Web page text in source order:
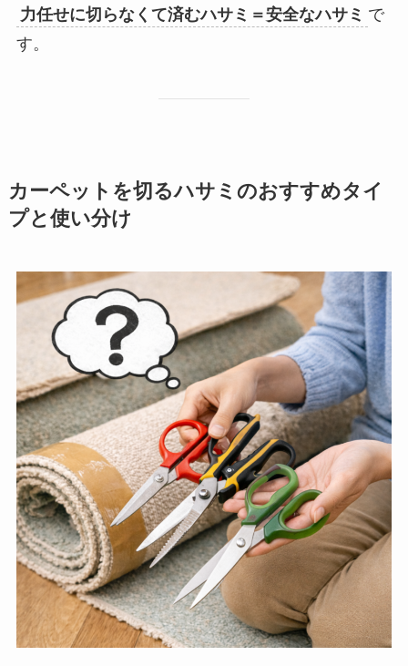
力任せに切らなくて済むハサミ＝安全なハサミ で
す。
カーペットを切るハサミのおすすめタイ
プと使い分け